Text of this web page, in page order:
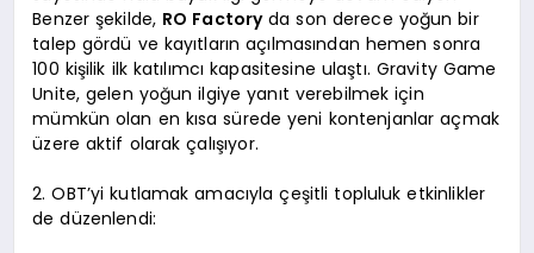
Benzer şekilde, RO Factoryda son derece yoğun bir
talep gördü ve kayıtların açılmasından hemen sonra
100 kişilik ilk katılımcı kapasitesine ulaştı. Gravity Game
Unite, gelen yoğun ilgiye yanıt verebilmek için
mümkün olan en kısa sürede yeni kontenjanlar açmak
üzere aktif olarak çalışıyor.
2. OBT’yi kutlamak amacıyla çeşitli topluluk etkinlikler
de düzenlendi: